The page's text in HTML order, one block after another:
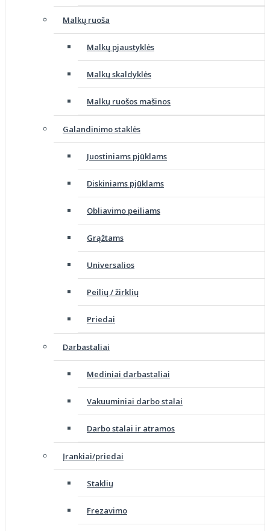
Malkų ruoša
Malkų pjaustyklės
Malkų skaldyklės
Malkų ruošos mašinos
Galandinimo staklės
Juostiniams pjūklams
Diskiniams pjūklams
Obliavimo peiliams
Grąžtams
Universalios
Peilių / žirklių
Priedai
Darbastaliai
Mediniai darbastaliai
Vakuuminiai darbo stalai
Darbo stalai ir atramos
Įrankiai/priedai
Staklių
Frezavimo